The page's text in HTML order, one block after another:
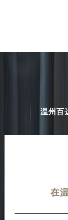
温州百
在